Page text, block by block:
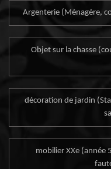
Argenterie (Ménagère,
Objet sur la chasse
décoration de jardin
mobilier XXe (année